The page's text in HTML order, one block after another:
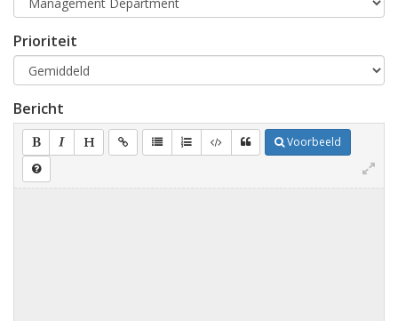
Prioriteit
Bericht
Voorbeeld